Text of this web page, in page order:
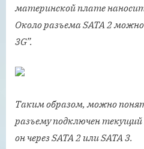
материнской плате
Около разъема SATA 2
3G”.
Таким образом, можно
разъему подключен
он через SATA 2 или SATA 3.